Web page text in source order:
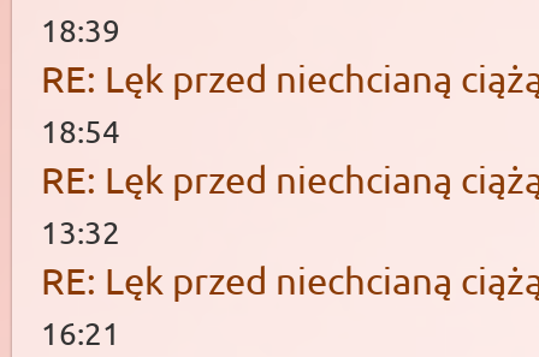
18:39
RE: Lęk przed niechcianą
18:54
RE: Lęk przed niechcianą
13:32
RE: Lęk przed niechcianą
16:21